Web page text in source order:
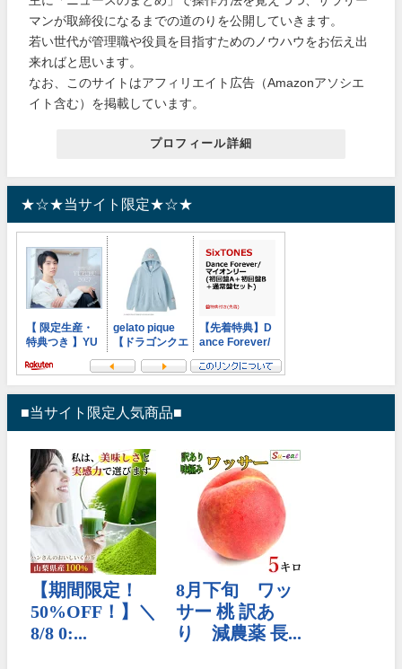
マンが取締役になるまでの道のりを公開していきます。
若い世代が管理職や役員を目指すためのノウハウをお伝え出
来ればと思います。
なお、このサイトはアフィリエイト広告（Amazonアソシエ
イト含む）を掲載しています。
プロフィール詳細
★☆★当サイト限定★☆★
■当サイト限定人気商品■